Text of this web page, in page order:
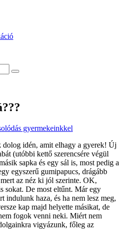
gyermekeinkkel
dolog idén, amit elhagy a gyerek! Új
(utóbbi kettő szerencsére végül
sapka és egy sál is, most pedig a
egyszerű gumipapucs, drágább
az néz ki jól szerinte. OK,
sokat. De most eltűnt. Már egy
indulunk haza, és ha nem lesz meg,
kap majd helyette másikat, de
fogok venni neki. Miért nem
vigyázunk, főleg az